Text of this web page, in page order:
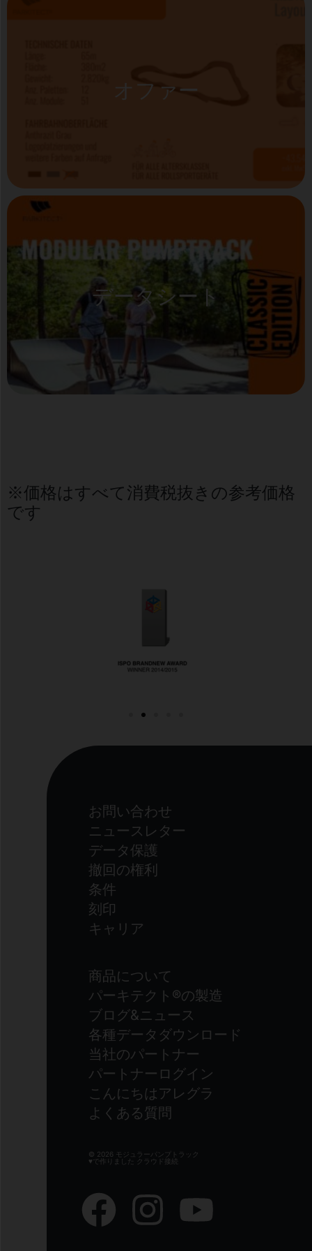
オファー
データシート
※価格はすべて消費税抜きの参考価格
です
お問い合わせ
ニュースレター
データ保護
撤回の権利
条件
刻印
キャリア
商品について
パーキテクト®の製造
ブログ&ニュース
各種データダウンロード
当社のパートナー
パートナーログイン
こんにちはアレグラ
よくある質問
© 2026 モジュラーパンプトラック
♥で作りました
クラウド接続